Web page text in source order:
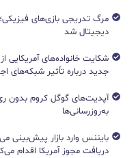
دیجیتال شد
شکایت خانواده‌های آمریکایی از
جدید درباره تأثیر شبکه‌های
آپدیت‌های گوگل کروم بدون
به‌روزرسانی‌ها
بایننس وارد بازار پیش‌بینی
دریافت مجوز آمریکا اقدام می‌کند